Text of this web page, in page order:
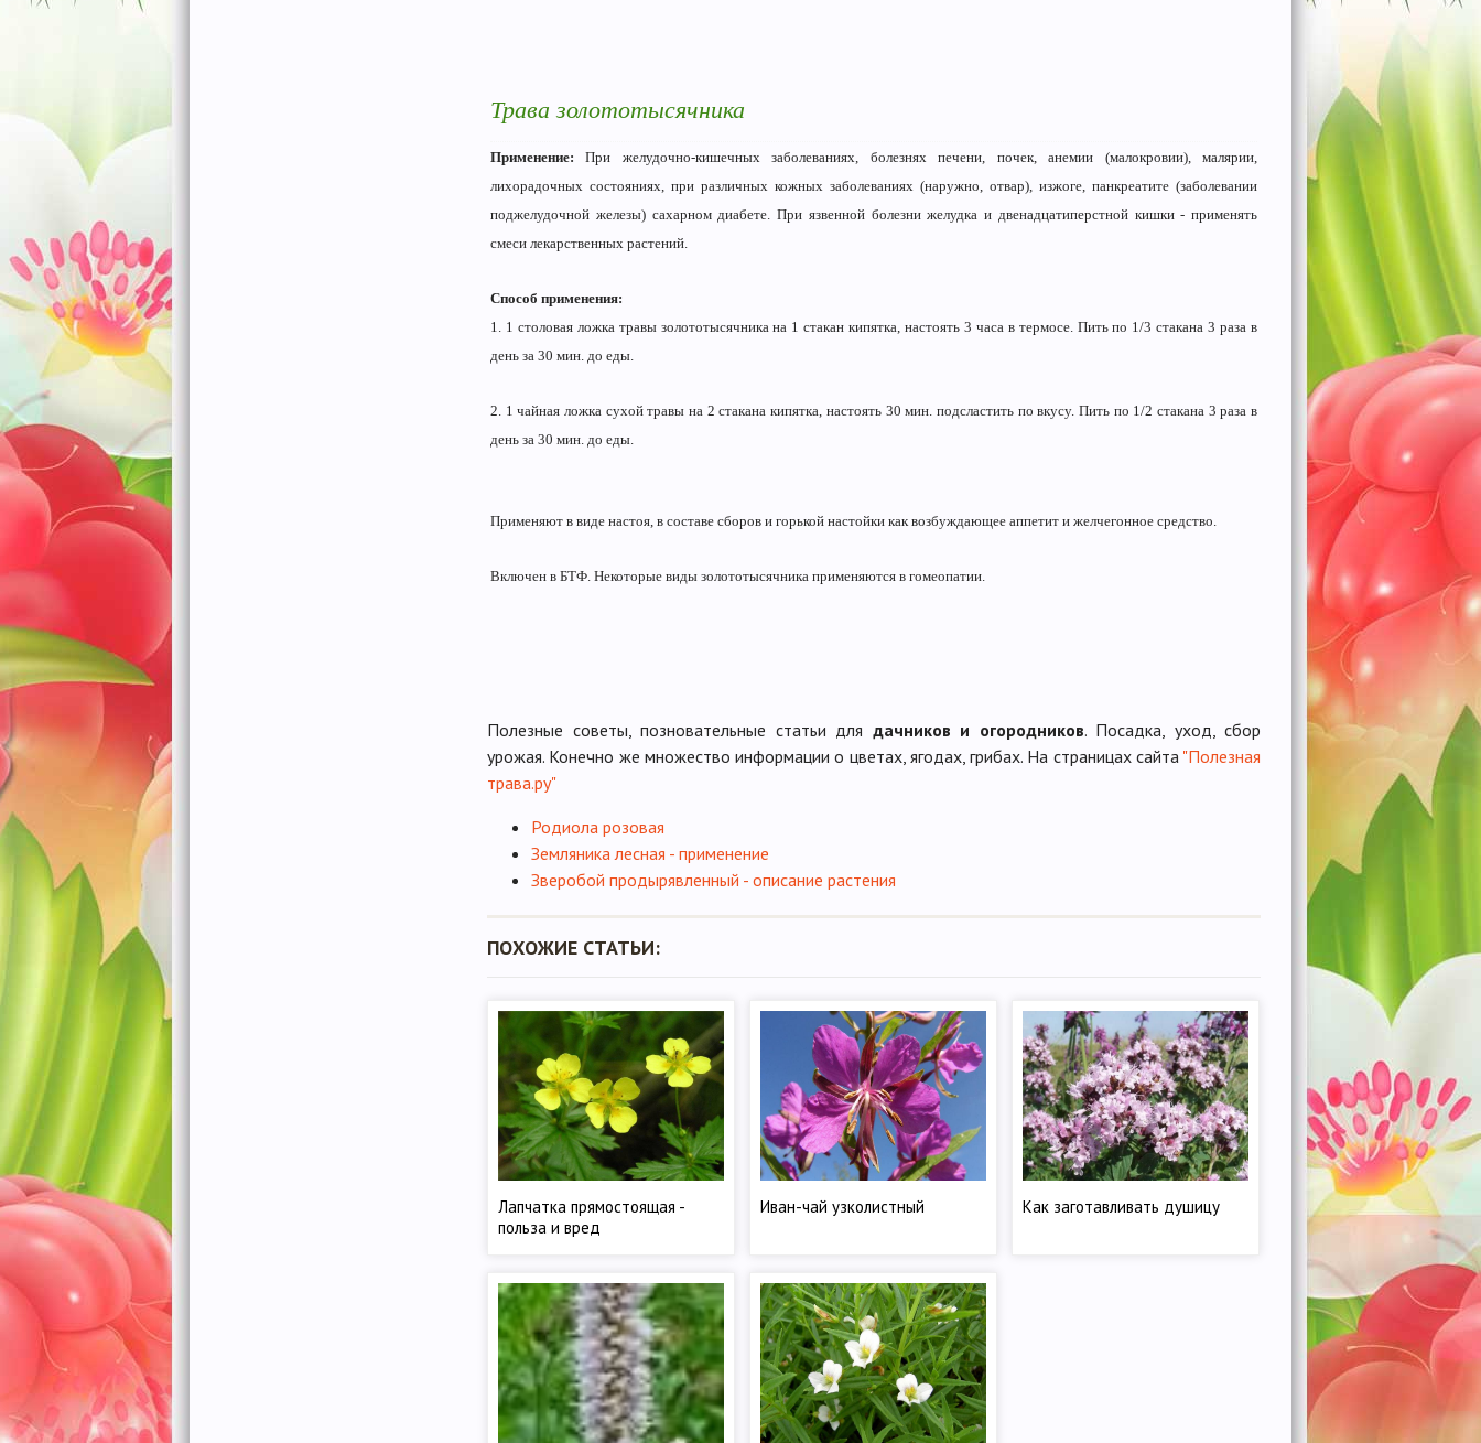
Трава золототысячника
Применение: При желудочно-кишечных заболеваниях, болезнях печени, почек, анемии (малокровии), малярии,
лихорадочных состояниях, при различных кожных заболеваниях (наружно, отвар), изжоге, панкреати­те (заболевании
поджелудочной железы) сахарном диа­бете. При язвенной болезни желудка и двенадцатиперст­ной кишки - применять
смеси лекарственных растений.
Способ применения:
1. 1 столовая ложка травы золототысячника на 1 стакан кипятка, настоять 3 часа в термосе. Пить по 1/3 стакана 3 раза в
день за 30 мин. до еды.
2. 1 чайная ложка сухой травы на 2 стакана кипят­ка, настоять 30 мин. подсластить по вкусу. Пить по 1/2 стакана 3 раза в
день за 30 мин. до еды.
Применяют в виде настоя, в составе сборов и горькой настойки как возбуждающее аппетит и желчегонное средство.
Включен в БТФ. Некоторые виды золототысячника применяются в гомеопатии.
Полезные советы, позновательные статьи для дачников и огородников. Посадка, уход, сбор
урожая. Конечно же множество информации о цветах, ягодах, грибах. На страницах сайта "Полезная
трава.ру"
Родиола розовая
Земляника лесная - применение
Зверобой продырявленный - описание растения
ПОХОЖИЕ СТАТЬИ:
Лапчатка прямостоящая -
польза и вред
Иван-чай узколистный Как заготавливать душицу